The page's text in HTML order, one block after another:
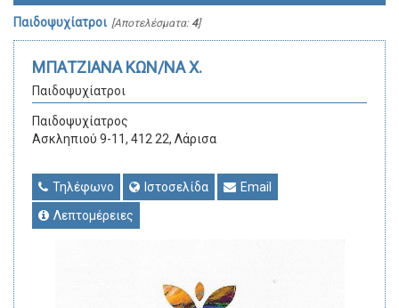
Παιδοψυχίατροι [Αποτελέσματα: 4]
ΜΠΑΤΖΙΑΝΑ ΚΩΝ/ΝΑ Χ.
Παιδοψυχίατροι
Παιδοψυχίατρος
Ασκληπιού 9-11, 412 22, Λάρισα
Τηλέφωνο Ιστοσελίδα
Email
Λεπτομέρειες